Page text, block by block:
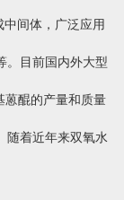
间体，广泛应用
。目前国内外大型
蒽醌的产量和质量
随着近年来双氧水